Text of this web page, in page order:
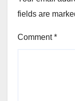
fields are
Comment*